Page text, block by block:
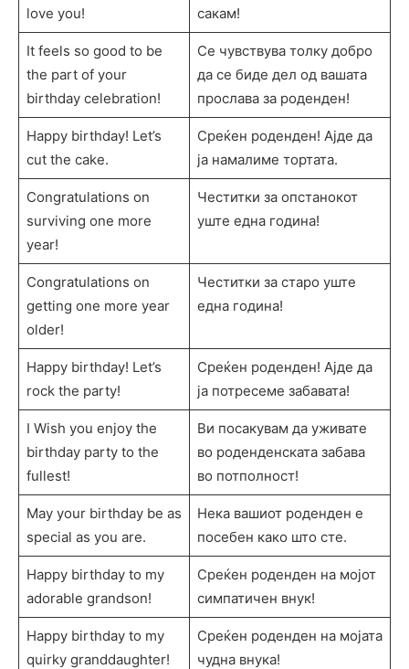
love you!
сакам!
It feels so good to be
the part of your
birthday celebration!
Се чувствува толку добро
да се биде дел од вашата
прослава за роденден!
Happy birthday! Let’s
cut the cake.
Среќен роденден! Ајде да
ја намалиме тортата.
Congratulations on
surviving one more
year!
Честитки за опстанокот
уште една година!
Congratulations on
getting one more year
older!
Честитки за старо уште
една година!
Happy birthday! Let’s
rock the party!
Среќен роденден! Ајде да
ја потресеме забавата!
I Wish you enjoy the
birthday party to the
fullest!
Ви посакувам да уживате
во роденденската забава
во потполност!
May your birthday be as
special as you are.
Нека вашиот роденден е
посебен како што сте.
Happy birthday to my
adorable grandson!
Среќен роденден на мојот
симпатичен внук!
Happy birthday to my
quirky granddaughter!
Среќен роденден на мојата
чудна внука!